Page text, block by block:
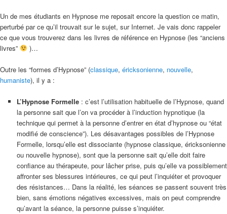
Un de mes étudiants en Hypnose me reposait encore la question ce matin,
perturbé par ce qu’il trouvait sur le sujet, sur Internet. Je vais donc rappeler
ce que vous trouverez dans les livres de référence en Hypnose (les “anciens
livres”
)…
Outre les “formes d’Hypnose” (classique, éricksonienne, nouvelle,
humaniste), il y a :
L’Hypnose Formelle: c’est l’utilisation habituelle de l’Hypnose, quand
la personne sait que l’on va procéder à l’induction hypnotique (la
technique qui permet à la personne d’entrer en état d’hypnose ou “état
modifié de conscience”). Les désavantages possibles de l’Hypnose
Formelle, lorsqu’elle est dissociante (hypnose classique, éricksonienne
ou nouvelle hypnose), sont que la personne sait qu’elle doit faire
confiance au thérapeute, pour lâcher prise, puis qu’elle va possiblement
affronter ses blessures intérieures, ce qui peut l’inquiéter et provoquer
des résistances… Dans la réalité, les séances se passent souvent très
bien, sans émotions négatives excessives, mais on peut comprendre
qu’avant la séance, la personne puisse s’inquiéter.